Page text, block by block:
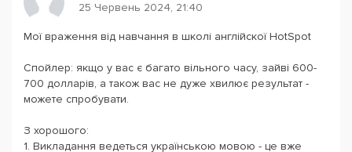
25 Червень 2024, 21:40
Мої враження від навчання в школі англійскої HotSpot
Спойлер: якщо у вас є багато вільного часу, зайві 600-
700 долларів, а також вас не дуже хвилює результат -
можете спробувати.
З хорошого:
1. Викладання ведеться українською мовою - це вже